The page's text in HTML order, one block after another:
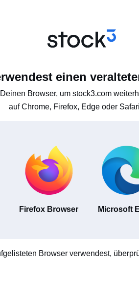
einen
Browser, um stock3.com
auf Chrome, Firefox, Edge oder
Firefox Browser Microsoft
Browser verwendest,